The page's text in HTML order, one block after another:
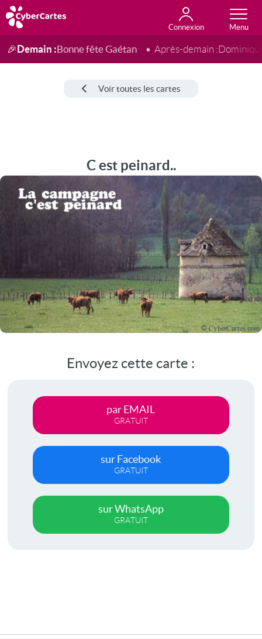
Connexion
Anniversaire
Fête du jour
Amour
Amitié
Merci
Toutes les cartes
🎉Demain :Bonne fête Gaétan Après-demain :
Voir toutes les cartes
C est peinard..
Envoyez cette carte :
par EMAIL
GRATUIT
sur Facebook
GRATUIT
sur WhatsApp
GRATUIT